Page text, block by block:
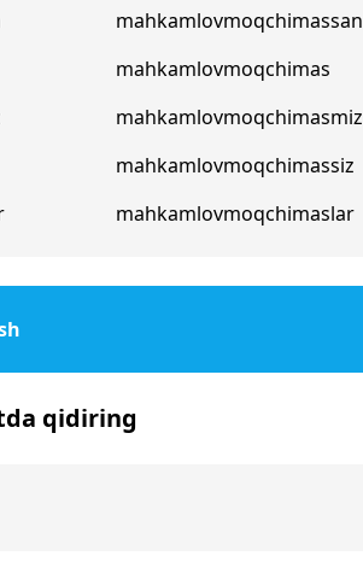
mahkamlovmoqchimassan
mahkamlovmoqchimas
mahkamlovmoqchimasmiz
mahkamlovmoqchimassiz
mahkamlovmoqchimaslar
qidiring